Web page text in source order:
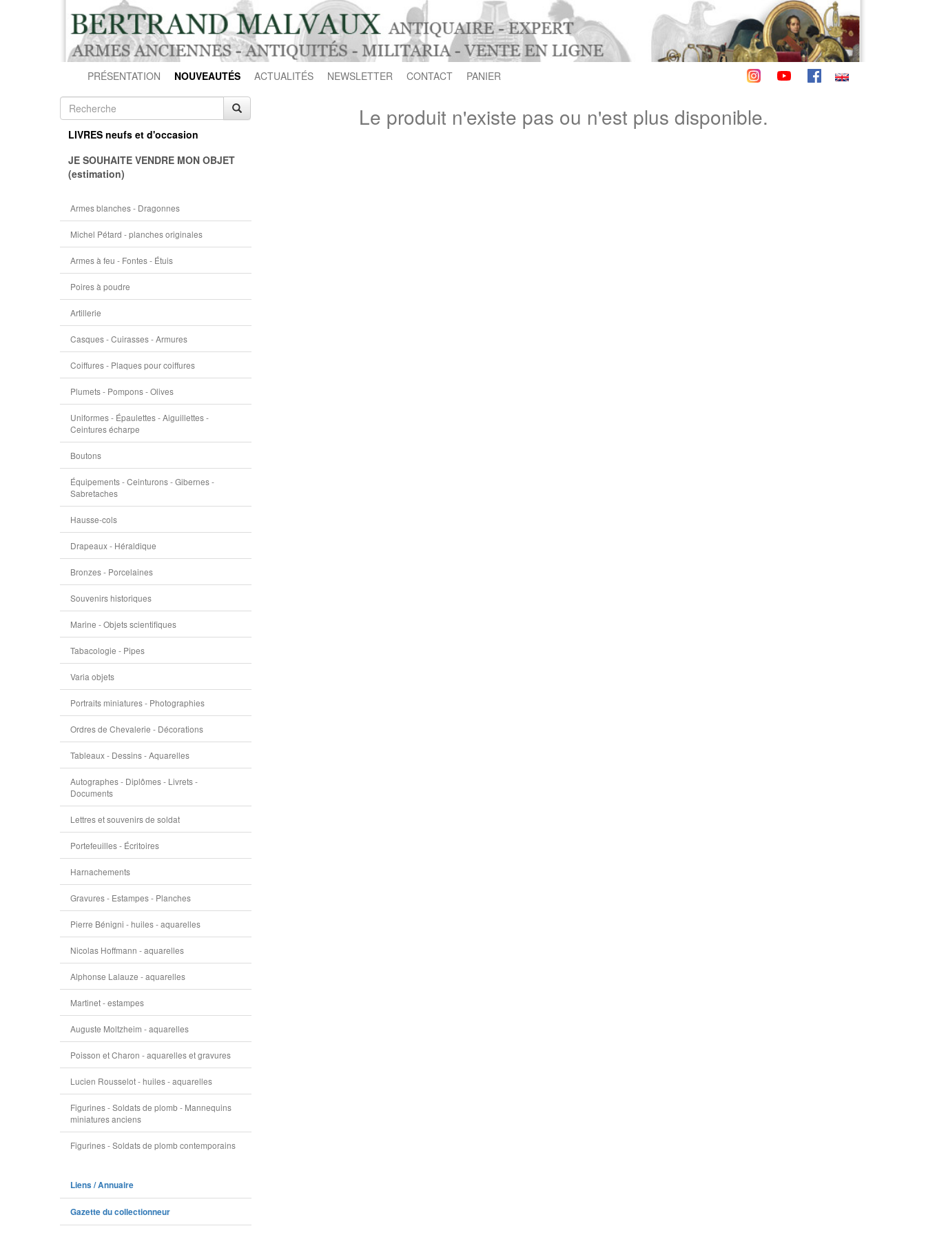
PRÉSENTATION NOUVEAUTÉS ACTUALITÉS NEWSLETTER CONTACT PANIER
LIVRES neufs et d'occasion
JE SOUHAITE VENDRE MON OBJET
(estimation)
Armes blanches - Dragonnes
Michel Pétard - planches originales
Armes à feu - Fontes - Étuis
Poires à poudre
Artillerie
Casques - Cuirasses - Armures
Coiffures - Plaques pour coiffures
Plumets - Pompons - Olives
Uniformes - Épaulettes - Aiguillettes -
Ceintures écharpe
Boutons
Équipements - Ceinturons - Gibernes -
Sabretaches
Hausse-cols
Drapeaux - Héraldique
Bronzes - Porcelaines
Souvenirs historiques
Marine - Objets scientifiques
Tabacologie - Pipes
Varia objets
Portraits miniatures - Photographies
Ordres de Chevalerie - Décorations
Tableaux - Dessins - Aquarelles
Autographes - Diplômes - Livrets -
Documents
Lettres et souvenirs de soldat
Portefeuilles - Écritoires
Harnachements
Gravures - Estampes - Planches
Pierre Bénigni - huiles - aquarelles
Nicolas Hoffmann - aquarelles
Alphonse Lalauze - aquarelles
Martinet - estampes
Auguste Moltzheim - aquarelles
Poisson et Charon - aquarelles et gravures
Lucien Rousselot - huiles - aquarelles
Figurines - Soldats de plomb - Mannequins
miniatures anciens
Figurines - Soldats de plomb contemporains
Liens / Annuaire
Gazette du collectionneur
Le produit n'existe pas ou n'est plus disponible.